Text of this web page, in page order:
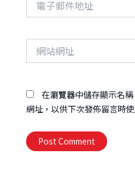
在瀏覽器中儲存顯示名
網址，以供下次發佈留言時使